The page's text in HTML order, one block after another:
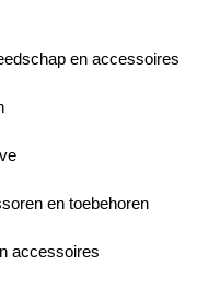
en accessoires
en toebehoren
accessoires